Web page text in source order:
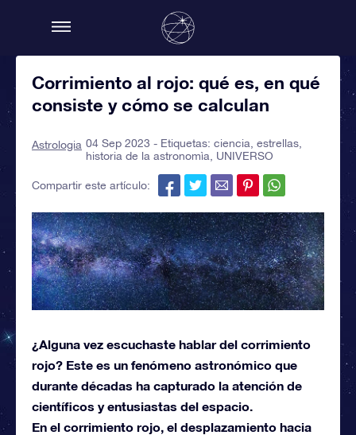
Corrimiento al rojo: qué es, en qué
consiste y cómo se calculan
Astrologia 04 Sep 2023 - Etiquetas: ciencia estrellas
historia de la astronomìa
UNIVERSO
Compartir este artículo:
¿Alguna vez escuchaste hablar del corrimiento
rojo? Este es un fenómeno astronómico que
durante décadas ha capturado la atención de
científicos y entusiastas del espacio.
En el corrimiento rojo, el desplazamiento hacia